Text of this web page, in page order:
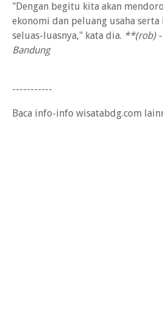
"Dengan begitu kita akan
ekonomi dan peluang usaha serta
seluas-luasnya," kata dia. **(rob) -
Bandung
-----------
Baca info-info wisatabdg.com